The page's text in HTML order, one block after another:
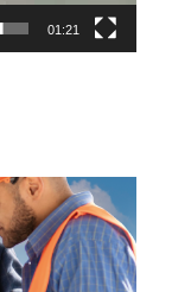
01:21